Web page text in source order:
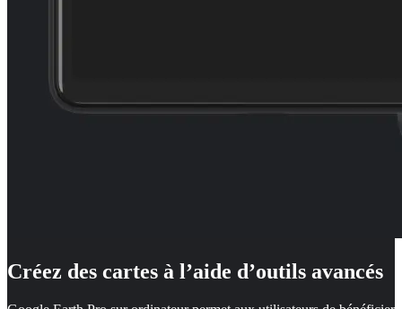
Créez des cartes à l’aide d’outils avancés